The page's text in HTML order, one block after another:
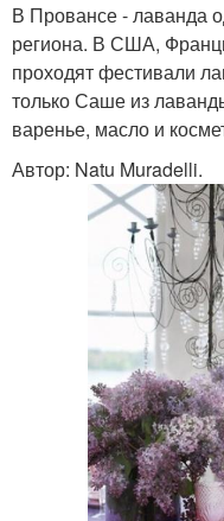
В Провансе - лаванда
региона. В США,
проходят фестивали
только Саше из
варенье, масло и
Автор: Natu Muradelli.